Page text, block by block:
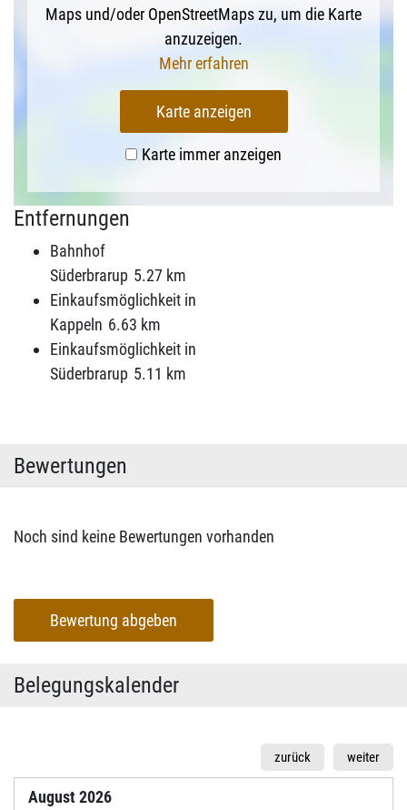
Maps und/oder OpenStreetMaps zu, um die Karte
anzuzeigen.
Mehr erfahren
Karte anzeigen
Karte immer anzeigen
Entfernungen
Bahnhof
Süderbrarup 5.27 km
Einkaufsmöglichkeit in
Kappeln 6.63 km
Einkaufsmöglichkeit in
Süderbrarup 5.11 km
Bewertungen
Noch sind keine Bewertungen vorhanden
Bewertung abgeben
Belegungskalender
weiter
zurück
August2026